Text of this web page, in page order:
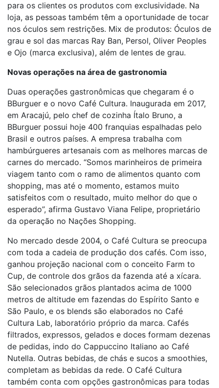
para os clientes os produtos com exclusividade. Na
loja, as pessoas também têm a oportunidade de tocar
nos óculos sem restrições. Mix de produtos: Óculos de
grau e sol das marcas Ray Ban, Persol, Oliver Peoples
e Ojo (marca exclusiva), além de lentes de grau.
Novas operações na área de gastronomia
Duas operações gastronômicas que chegaram é o
BBurguer e o novo Café Cultura. Inaugurada em 2017,
em Aracajú, pelo chef de cozinha Ítalo Bruno, a
BBurguer possui hoje 400 franquias espalhadas pelo
Brasil e outros países. A empresa trabalha com
hambúrgueres artesanais com as melhores marcas de
carnes do mercado. “Somos marinheiros de primeira
viagem tanto com o ramo de alimentos quanto com
shopping, mas até o momento, estamos muito
satisfeitos com o resultado, muito melhor do que o
esperado”, afirma Gustavo Viana Felipe, proprietário
da operação no Nações Shopping.
No mercado desde 2004, o Café Cultura se preocupa
com toda a cadeia de produção dos cafés. Com isso,
ganhou projeção nacional com o conceito Farm to
Cup, de controle dos grãos da fazenda até a xícara.
São selecionados grãos plantados acima de 1000
metros de altitude em fazendas do Espírito Santo e
São Paulo, e os blends são elaborados no Café
Cultura Lab, laboratório próprio da marca. Cafés
filtrados, expressos, gelados e doces formam dezenas
de pedidas, indo do Cappuccino Italiano ao Café
Nutella. Outras bebidas, de chás e sucos a smoothies,
completam as bebidas da rede. O Café Cultura
também conta com opções gastronômicas para todas